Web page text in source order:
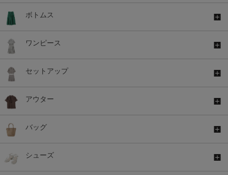
ボトムス
ワンピース
セットアップ
アウター
バッグ
シューズ